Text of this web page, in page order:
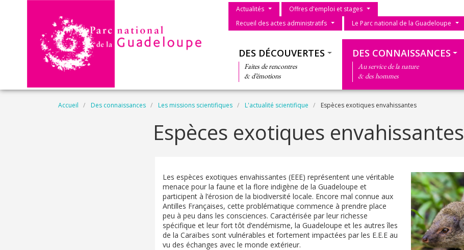
Menu du parc
Actualités
Offres d'emploi et stages
Recueil des actes administratifs
Le Parc national de la Guadeloupe
DES DÉCOUVERTES
Faites de rencontres
& d’émotions
DES CONNAISSANCES
Au service de la nature
& des hommes
Fil d'Ariane
Accueil Des connaissances Les missions scientifiques L'actualité scientifique Espèces exotiques envahissantes
Espèces exotiques envahissantes
Les espèces exotiques envahissantes (EEE) représentent une véritable
menace pour la faune et la flore indigène de la Guadeloupe et
participent à l’érosion de la biodiversité locale. Encore mal connue aux
Antilles Françaises, cette problématique commence à prendre place
peu à peu dans les consciences. Caractérisée par leur richesse
spécifique et leur fort tôt d’endémisme, la Guadeloupe et les autres îles
de la Caraïbes sont vulnérables et fortement impactées par les E.E.E au
vu des échanges avec le monde extérieur.